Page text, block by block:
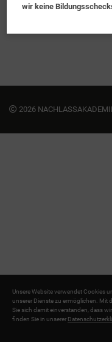
2026
Unsere Website verwendet Cookies
unserer Dienste zu ermöglichen. Mit
Sie sich damit einverstanden, dass
finden Sie in unserer
wir keine